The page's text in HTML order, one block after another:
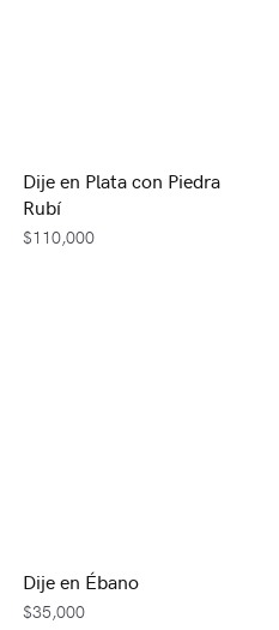
Dije en Plata con Piedra
Rubí
$110,000
Dije en Ébano
$35,000